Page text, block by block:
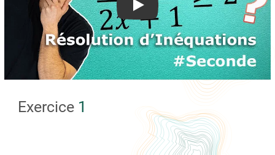
Exercice 1